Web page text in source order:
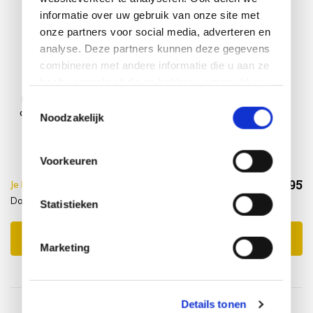
informatie over uw gebruik van onze site met
onze partners voor social media, adverteren en
analyse. Deze partners kunnen deze gegevens
combineren met andere informatie die u aan ze
Noodzakelijk
Voorkeuren
Statistieken
Marketing
Details tonen
dining tuinstoel
Je bespaart €5.00,- €268,95
Darwin + Beschermhoes